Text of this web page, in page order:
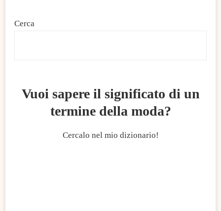
Cerca
Vuoi sapere il significato di un
termine della moda?
Cercalo nel mio dizionario!